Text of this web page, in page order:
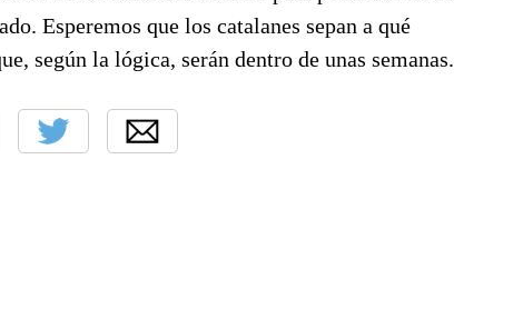
Esperemos que los catalanes sepan a qué
según la lógica, serán dentro de unas semanas.